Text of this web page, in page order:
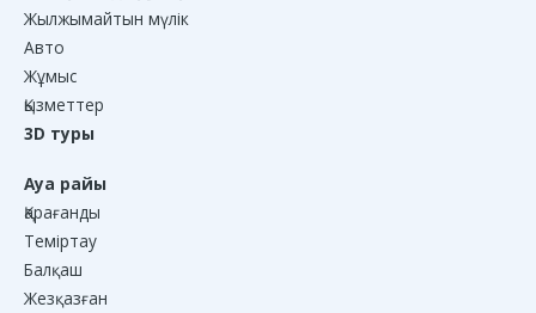
Жылжымайтын мүлік
Авто
Жұмыс
Қызметтер
3D туры
Ауа райы
Қарағанды
Теміртау
Балқаш
Жезқазған